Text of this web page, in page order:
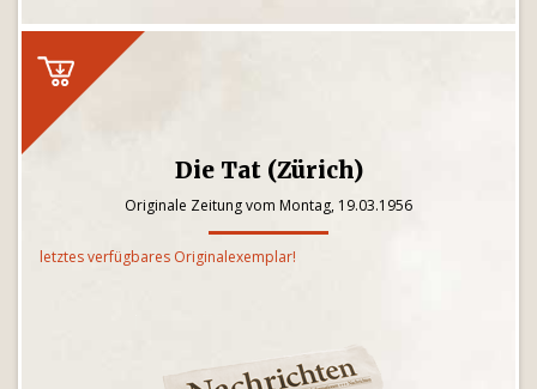
Die Tat (Zürich)
Originale Zeitung vom Montag, 19.03.1956
letztes verfügbares Originalexemplar!